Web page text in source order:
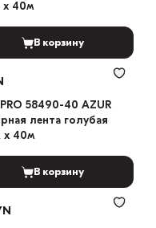
х 40м
В корзину
PRO 58490-40 AZUR
лента голубая
х 40м
В корзину